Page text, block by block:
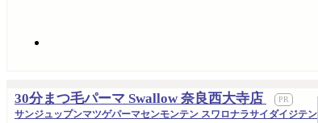
30分まつ毛パーマ Swallow 奈良西大寺店
サンジュップンマツゲパーマセンモンテン スワロナラサイダイジテン